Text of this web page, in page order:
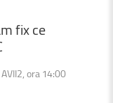
fixce
ora 14:00